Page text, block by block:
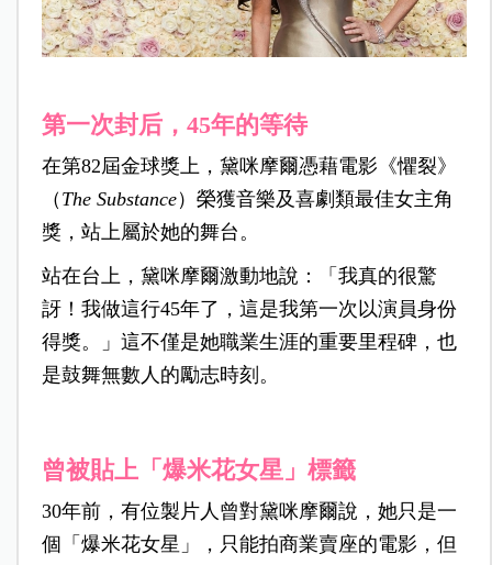
第一次封后，45年的等待
在第82屆金球獎上，黛咪摩爾憑藉電影《懼裂》
（ The Substance）榮獲音樂及喜劇類最佳女主角
獎，站上屬於她的舞台。
站在台上，黛咪摩爾激動地說：「我真的很驚
訝！我做這行45年了，這是我第一次以演員身份
得獎。」這不僅是她職業生涯的重要里程碑，也
是鼓舞無數人的勵志時刻。
曾被貼上「爆米花女星」標籤
30年前，有位製片人曾對黛咪摩爾說，她只是一
個「爆米花女星」，只能拍商業賣座的電影，但